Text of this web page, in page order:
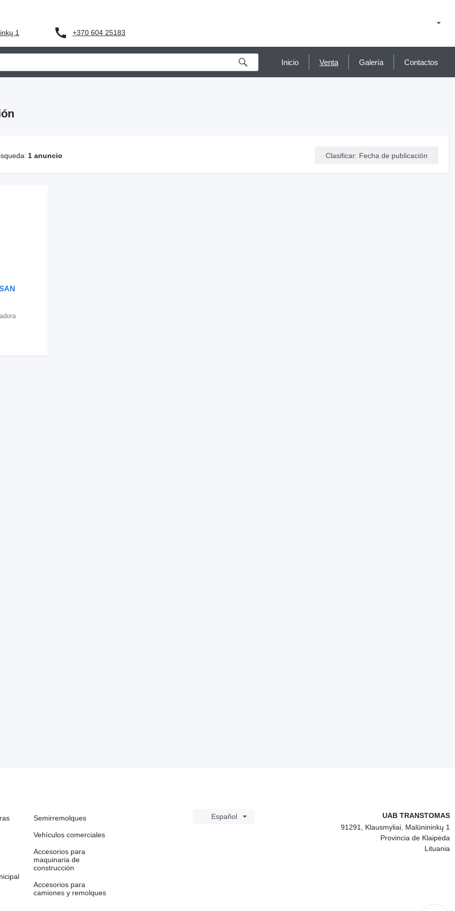
1 +370 604 25183
Inicio Venta Galería Contactos
1 anuncio Clasificar: Fecha de publicación
Español
UAB TRANSTOMAS
91291, Klausmyliai, Malūnininkų 1
Provincia de Klaipėda
Lituania
Semirremolques
Vehículos comerciales
Accesorios para
maquinaria de
construcción
Accesorios para
camiones y remolques